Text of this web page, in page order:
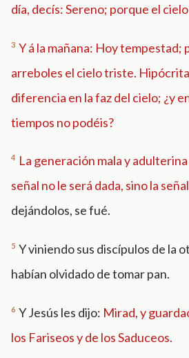
día, decís: Sereno; porque el
3 Y á la mañana: Hoy tempestad;
arreboles el cielo triste.
diferencia en la faz del cielo; ¿y
tiempos no podéis?
4 La generación mala y
señal no le será dada, sino la
dejándolos, se fué.
5 Y viniendo sus discípulos de la
habían olvidado de tomar pan.
6 Y Jesús les dijo: Mirad, y
los Fariseos y de los Saduceos.